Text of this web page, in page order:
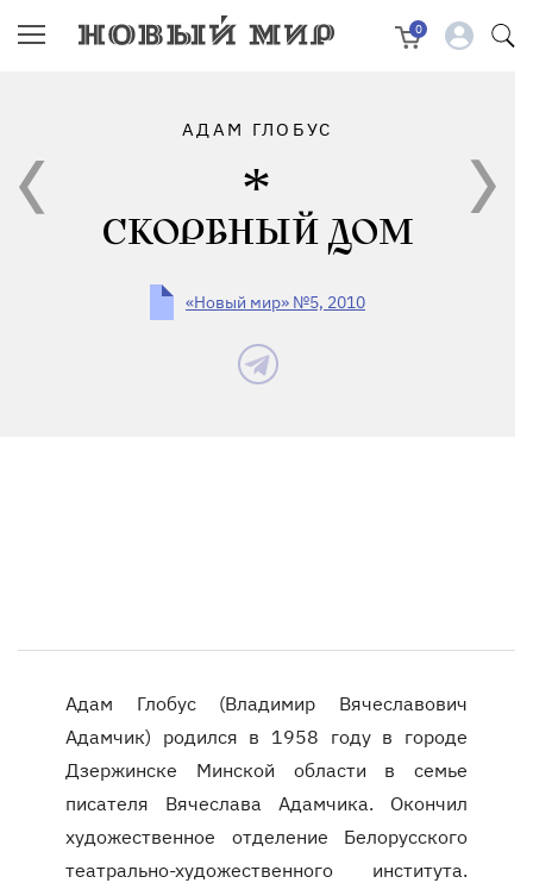
0
АДАМ ГЛОБУС
СКОРБНЫЙ ДОМ
«Новый мир» №5, 2010
Адам Глобус (Владимир Вячеславович
Адамчик) родился в 1958 году в городе
Дзержинске Минской области в семье
писателя Вячеслава Адамчика. Окончил
художественное отделение Белорусского
театрально-художественного института.